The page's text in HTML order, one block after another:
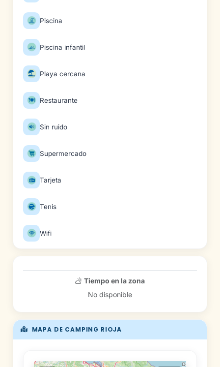
Piscina
Piscina infantil
Playa cercana
Restaurante
Sin ruido
Supermercado
Tarjeta
Tenis
Wifi
MAPA DE CAMPING RIOJA
Tiempo en la zona
No disponible